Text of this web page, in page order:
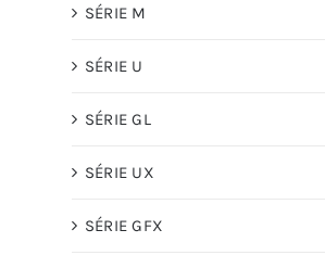
SÉRIE M
SÉRIE U
SÉRIE GL
SÉRIE UX
SÉRIE GFX